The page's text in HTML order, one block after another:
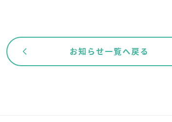
お知らせ一覧へ戻る